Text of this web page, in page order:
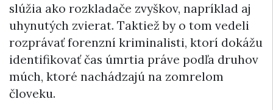
slúžia ako rozkladače zvyškov, napríklad aj
uhynutých zvierat. Taktiež by o tom vedeli
rozprávať forenzní kriminalisti, ktorí dokážu
identifikovať čas úmrtia práve podľa druhov
múch, ktoré nachádzajú na zomrelom
človeku.